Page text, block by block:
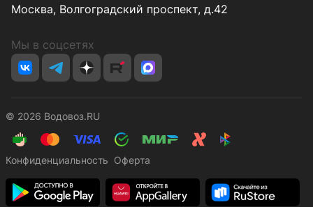
Москва, Волгоградский проспект, д.42
Мы в соцсетях
© 2026 Водовоз.RU
Конфиденциальность Оферта